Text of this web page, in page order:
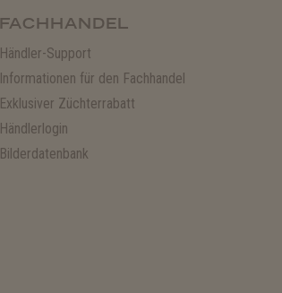
FACHHANDEL
Händler-Support
Informationen für den Fachhandel
Exklusiver Züchterrabatt
Händlerlogin
Bilderdatenbank